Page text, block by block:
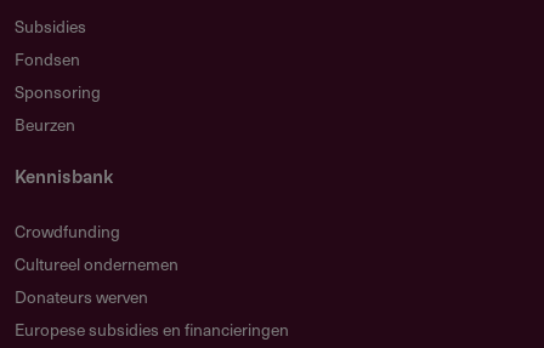
Subsidies
Fondsen
Sponsoring
Beurzen
Kennisbank
Crowdfunding
Cultureel ondernemen
Donateurs werven
Europese subsidies en financieringen